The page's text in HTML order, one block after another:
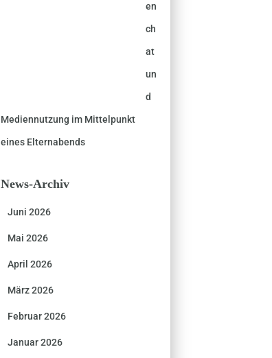
en
ch
at
un
d
Mediennutzung im Mittelpunkt
eines Elternabends
News-Archiv
Juni 2026
Mai 2026
April 2026
März 2026
Februar 2026
Januar 2026